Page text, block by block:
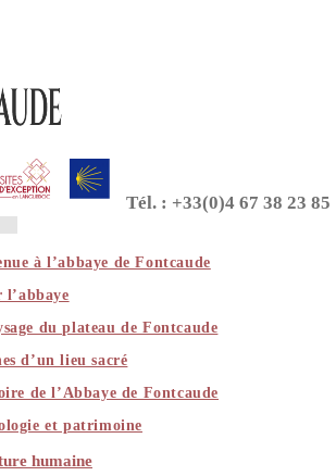
Tél. : +33(0)4 67 38 23 85
à l’abbaye de Fontcaude
l’abbaye
du plateau de Fontcaude
d’un lieu sacré
de l’Abbaye de Fontcaude
et patrimoine
humaine